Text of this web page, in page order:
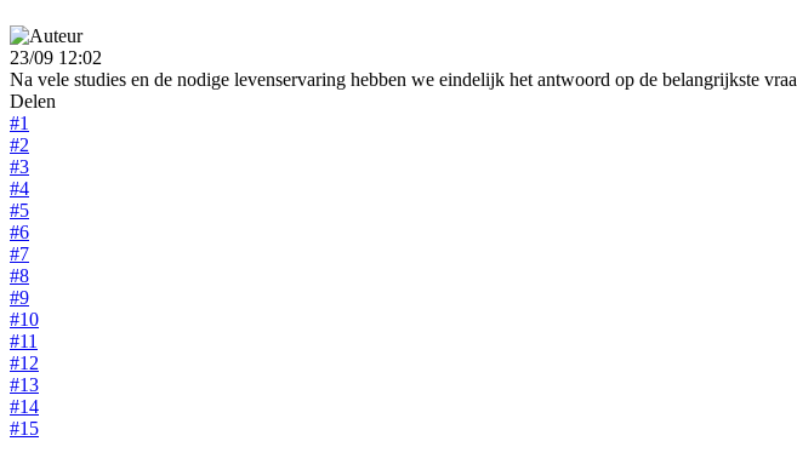
23/09 12:02
Na vele studies en de nodige levenservaring hebben we eindelijk het antwoord op de belangrijkste
Delen
#1
#2
#3
#4
#5
#6
#7
#8
#9
#10
#11
#12
#13
#14
#15